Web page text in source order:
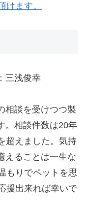
けます。
三浅俊幸
相談を受けつつ製
。相談件数は20年
超えました。気持
えることは一生な
もりでペットを思
援出来れば幸いで